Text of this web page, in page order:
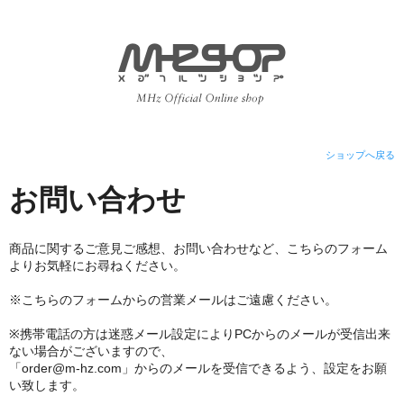
ショップへ戻る
お問い合わせ
商品に関するご意見ご感想、お問い合わせなど、こちらのフォーム
よりお気軽にお尋ねください。
※こちらのフォームからの営業メールはご遠慮ください。
※携帯電話の方は迷惑メール設定によりPCからのメールが受信出来
ない場合がございますので、
「order@m-hz.com」からのメールを受信できるよう、設定をお願
い致します。